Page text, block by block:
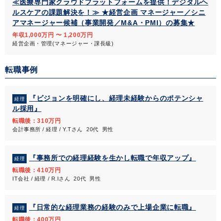
≪医療専門家クラウドプラットフォームを提供！デジタルヘ
ルスケアの課題解決を！≫ ★経営企画 マネージャー／シニ
アマネージャー候補（事業開発／M&A・PMI）の募集★
年収1,000万円 〜 1,200万円
経営企画・管理(マネージャー・課長級)
転職事例
経理
『ビジョンを明確にし、経理未経験からのポテンシャ
ル採用』
転職後：310万円
会計事務所 / 経理 / Y.Tさん 20代 男性
経理 『事務所での経理経験を生かし転職で年収アップ』
転職後：410万円
IT会社 / 経理 / R.Iさん 20代 男性
経理 『日常的な経理業務の経験のみで上場企業に転職』
転職後：400万円